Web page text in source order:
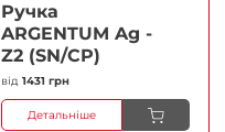
Ручка
ARGENTUM Ag -
Z2 (SN/CP)
від 1431 грн
Детальніше